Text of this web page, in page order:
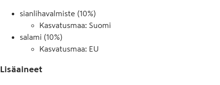
kuitu), tapiokatärkkelys, sokeri, rapsiöljy, hiiva, suola, psyllium,
sakeuttamisaine (E415), nostatusaineet (E450, E500), fruktoosi,
oliiviöljy, emulgointiaine (E471), punaviinietikka, oregano,
sianlihavalmiste (10%)
Kasvatusmaa: Suomi
salami (10%)
Kasvatusmaa: EU
Lisäaineet